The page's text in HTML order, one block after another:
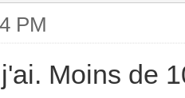
PM
Moins de